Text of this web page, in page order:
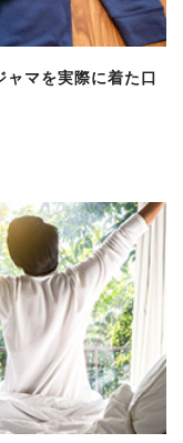
ャマを実際に着た口